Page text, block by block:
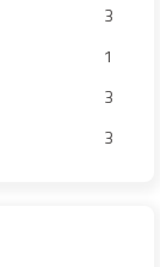
3
1
3
3